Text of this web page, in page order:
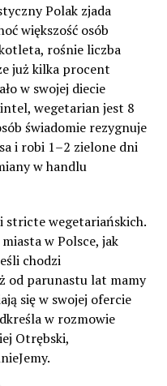
Polak zjada
większość osób
rośnie liczba
już kilka procent
w swojej diecie
wegetarian jest 8
świadomie rezygnuje
i robi 1–2 zielone dni
w handlu
stricte wegetariańskich.
w Polsce, jak
chodzi
od parunastu lat mamy
się w swojej ofercie
w rozmowie
Otrębski,